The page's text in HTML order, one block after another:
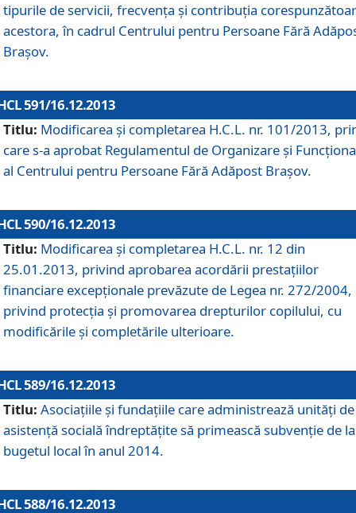
tipurile de servicii, frecvenţa şi contribuţia
acestora, în cadrul Centrului pentru Persoane Fără
Braşov.
591/16.12.2013
Titlu: Modificarea şi completarea H.C.L. nr. 101/2013,
care s-a aprobat Regulamentul de Organizare şi
al Centrului pentru Persoane Fără Adăpost Braşov.
590/16.12.2013
Titlu: Modificarea şi completarea H.C.L. nr. 12 din
25.01.2013, privind aprobarea acordării prestaţiilor
financiare excepţionale prevăzute de Legea nr. 272/2004,
privind protecţia şi promovarea drepturilor copilului, cu
modificările şi completările ulterioare.
589/16.12.2013
Titlu: Asociaţiile şi fundaţiile care administrează unităţi de
asistenţă socială îndreptăţite să primească subvenţie de la
bugetul local în anul 2014.
588/16.12.2013